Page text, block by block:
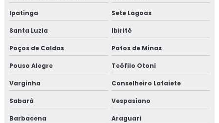
Ipatinga Sete Lagoas
Santa Luzia Ibirité
Poços de Caldas Patos de Minas
Pouso Alegre Teófilo Otoni
Varginha Conselheiro Lafaiete
Sabará Vespasiano
Barbacena Araguari